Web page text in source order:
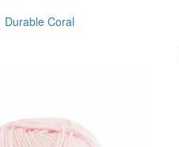
Durable Coral